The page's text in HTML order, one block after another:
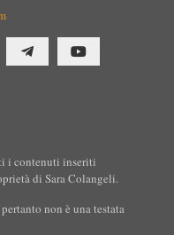
i contenuti inseriti
di Sara Colangeli.
non è una testata